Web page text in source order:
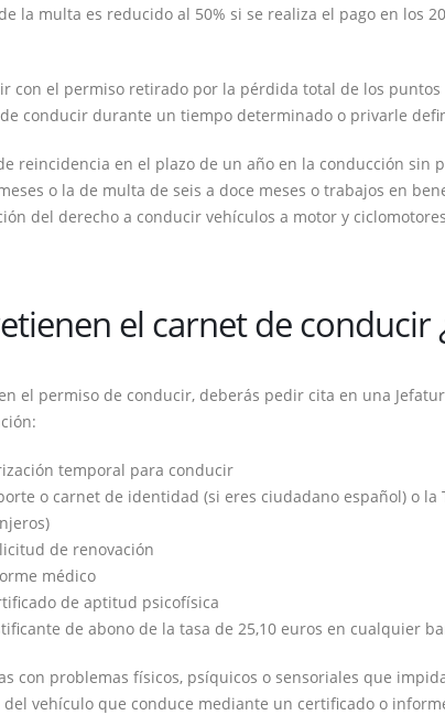
la multa es reducido al 50% si se realiza el pago en los
con el permiso retirado por la pérdida total de los
conducir durante un tiempo determinado o privarle
reincidencia en el plazo de un año en la conducción
o la de multa de seis a doce meses o trabajos en
del derecho a conducir vehículos a motor y
el carnet de conducir
el permiso de conducir, deberás pedir cita en una
temporal para conducir
o carnet de identidad (si eres ciudadano español) o
de renovación
médico
de aptitud psicofísica
de abono de la tasa de 25,10 euros en cualquier
con problemas físicos, psíquicos o sensoriales que
vehículo que conduce mediante un certificado o